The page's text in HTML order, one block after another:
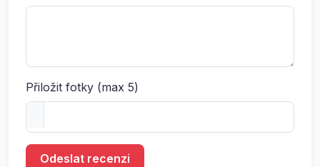
Přiložit fotky (max 5)
Odeslat recenzi